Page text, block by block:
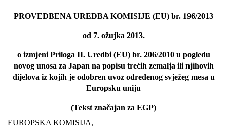
PROVEDBENA UREDBA KOMISIJE (EU) br. 196/2013
od 7. ožujka 2013.
o izmjeni Priloga II. Uredbi (EU) br. 206/2010 u pogledu
novog unosa za Japan na popisu trećih zemalja ili njihovih
dijelova iz kojih je odobren uvoz određenog svježeg mesa u
Europsku uniju
(Tekst značajan za EGP)
EUROPSKA KOMISIJA,